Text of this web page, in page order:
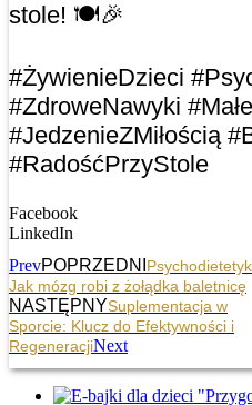
stole! 🍽️🎉
#ŻywienieDzieci
#ZdroweNawyki
#JedzenieZMiłością
#RadośćPrzyStole
Facebook
LinkedIn
PrevPOPRZEDNI
Jak mózg robi z żołądka baletnicę
NASTĘPNYSuplementacja w
Sporcie: Klucz do Efektywności i
RegeneracjiNext